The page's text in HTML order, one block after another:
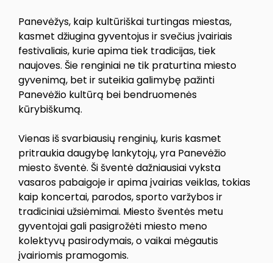
Panevėžys, kaip kultūriškai turtingas miestas,
kasmet džiugina gyventojus ir svečius įvairiais
festivaliais, kurie apima tiek tradicijas, tiek
naujoves. Šie renginiai ne tik praturtina miesto
gyvenimą, bet ir suteikia galimybę pažinti
Panevėžio kultūrą bei bendruomenės
kūrybiškumą.
Vienas iš svarbiausių renginių, kuris kasmet
pritraukia daugybę lankytojų, yra Panevėžio
miesto šventė. Ši šventė dažniausiai vyksta
vasaros pabaigoje ir apima įvairias veiklas, tokias
kaip koncertai, parodos, sporto varžybos ir
tradiciniai užsiėmimai. Miesto šventės metu
gyventojai gali pasigrožėti miesto meno
kolektyvų pasirodymais, o vaikai mėgautis
įvairiomis pramogomis.